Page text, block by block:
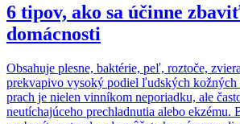
6 tipov, ako sa účinne
domácnosti
Obsahuje plesne, baktérie, peľ, roztoče,
prekvapivo vysoký podiel ľudských
prach je nielen vinníkom neporiadku, ale
neutíchajúceho prechladnutia alebo